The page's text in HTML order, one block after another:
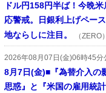
ドル円158円半ば！今晩
応警戒。日銀利上げペー
地ならしに注目。
（ZERO）
2026年08月07日(金)06時45分
8月7日(金)■『為替介入の
思惑』と『米国の雇用統